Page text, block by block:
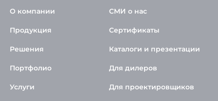
О компании
Продукция
Решения
Портфолио
Услуги
СМИ о нас
Сертификаты
Каталоги и презентации
Для дилеров
Для проектировщиков